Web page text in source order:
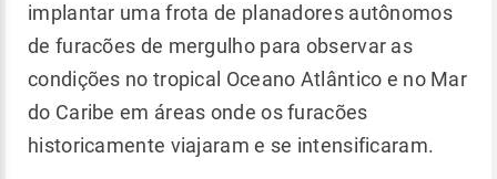
implantar uma frota de planadores autônomos
de furacões de mergulho para observar as
condições no tropical Oceano Atlântico e no Mar
do Caribe em áreas onde os furacões
historicamente viajaram e se intensificaram.